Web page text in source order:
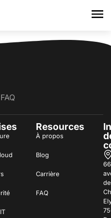
FAQ
Resources
À propos
Blog
Carrière
FAQ
66